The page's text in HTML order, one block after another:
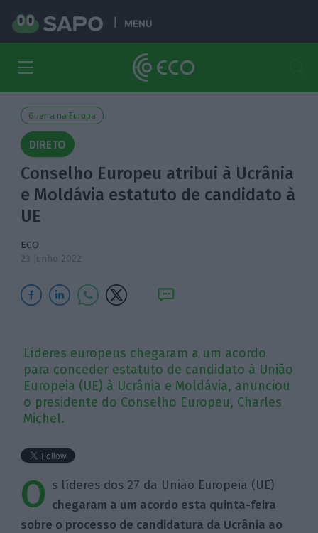
MENU
Guerra na Europa
DIRETO
Conselho Europeu atribui à Ucrânia
e Moldávia estatuto de candidato à
UE
ECO
23 Junho 2022
Líderes europeus chegaram a um acordo
para conceder estatuto de candidato à União
Europeia (UE) à Ucrânia e Moldávia, anunciou
o presidente do Conselho Europeu, Charles
Michel.
O s líderes dos 27 da União Europeia (UE)
chegaram a um acordo esta quinta-feira
sobre o processo de candidatura da Ucrânia ao